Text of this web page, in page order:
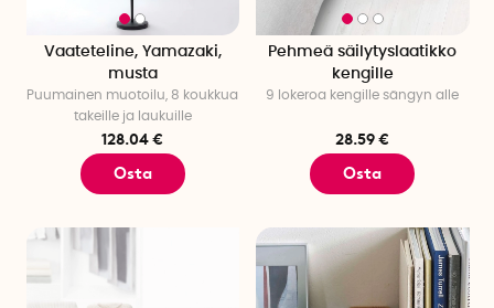
Vaateteline, Yamazaki,
musta
Puumainen muotoilu, 8 koukkua
takeille ja laukuille
128.04 €
Osta
Pehmeä säilytyslaatikko
kengille
9 lokeroa kengille sängyn alle
28.59 €
Osta